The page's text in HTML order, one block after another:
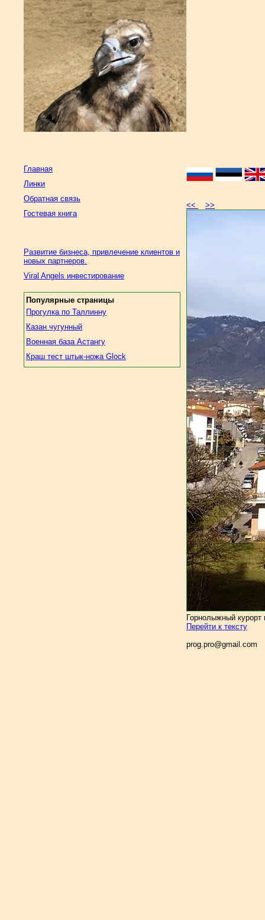
Главная
Линки
Обратная связь
Гостевая книга
Развитие бизнеса, привлечение клиентов и
новых партнеров.
Viral Angels инвестирование
Популярные страницы
Прогулка по Таллинну
Казан чугунный
Военная база Астангу
Краш тест штык-ножа Glock
<< >>
Горнолыжный курорт
Перейти к тексту
prog.pro@gmail.com